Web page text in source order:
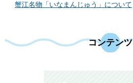
蟹江名物「いなまんじゅう」について
コンテンツ